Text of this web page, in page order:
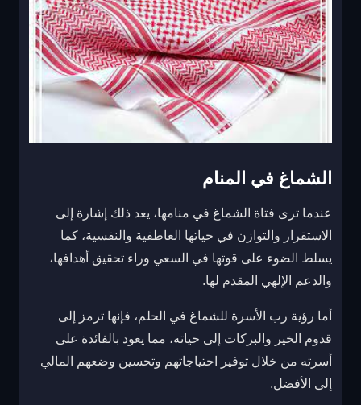
الشماغ في المنام
عندما ترى فتاة الشماغ في منامها، يعد ذلك إشارة إلى
الاستقرار والتوازن في حياتها العاطفية والنفسية، كما
يسلط الضوء على قوتها في السعي وراء تحقيق أهدافها،
والدعم الإلهي المقدم لها.
أما رؤية رب الأسرة للشماغ في الحلم، فإنها ترمز إلى
قدوم الخير والبركات إلى حياته، مما يعود بالفائدة على
أسرته من خلال توفير احتياجاتهم وتحسين وضعهم المالي
إلى الأفضل.